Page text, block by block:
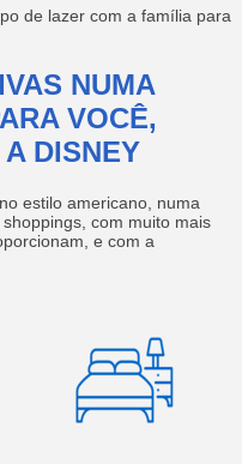
de lazer com a família para
NUMA
VOCÊ,
DISNEY
estilo americano, numa
com muito mais
e com a